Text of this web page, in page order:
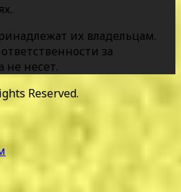
их владельцам.
за
не несет.
Reserved.